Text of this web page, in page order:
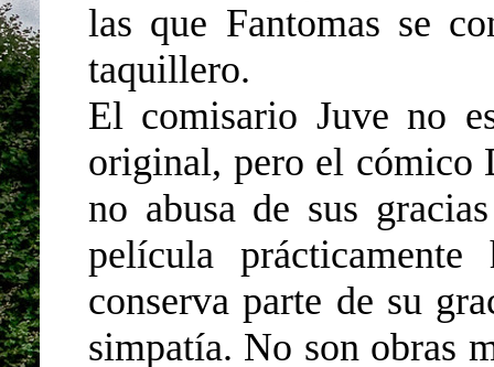
las que Fantomas se
taquillero.
El comisario Juve no
original, pero el cómico
no abusa de sus
película
conserva parte de su
simpatía. No son obras